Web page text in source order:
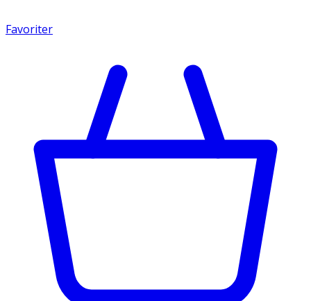
Favoriter